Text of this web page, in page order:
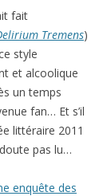
fait
Tremens)
style
et alcoolique
un temps
fan… Et s’il
littéraire 2011
pas lu…
enquête des